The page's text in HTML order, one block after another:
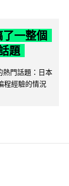
一整個
題
熱門話題：日本
程經驗的情況